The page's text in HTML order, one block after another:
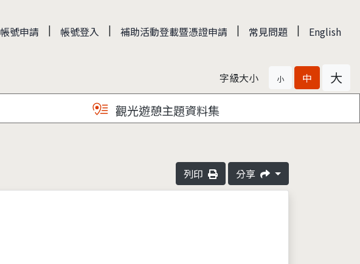
帳號申請 | 帳號登入 | 補助活動登載暨憑證申請 | 常見問題 | English
字級大小 小 中 大
觀光遊憩主題資料集
列印 分享